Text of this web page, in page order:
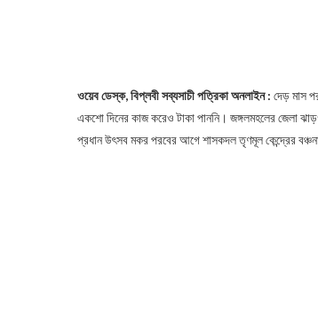
ওয়েব ডেস্ক, বিপ্লবী সব্যসাচী পত্রিকা অনলাইন : দেড় মাস
একশো দিনের কাজ করেও টাকা পাননি। জঙ্গলমহলের জেলা
প্রধান উৎসব মকর পরবের আগে শাসকদল তৃণমূল কেন্দ্রের